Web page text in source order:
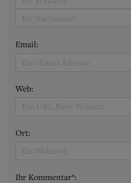
Email:
Web:
Ort:
Ihr Kommentar*: